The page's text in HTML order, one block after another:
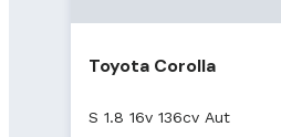
Toyota Corolla
S 1.8 16v 136cv Aut